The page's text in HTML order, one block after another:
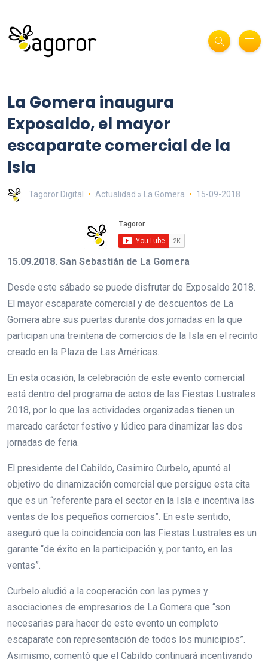
La Gomera inaugura
Exposaldo, el mayor
escaparate comercial de la
Isla
Tagoror Digital Actualidad » La Gomera 15-09-2018
15.09.2018. San Sebastián de La Gomera
Desde este sábado se puede disfrutar de Exposaldo 2018.
El mayor escaparate comercial y de descuentos de La
Gomera abre sus puertas durante dos jornadas en la que
participan una treintena de comercios de la Isla en el recinto
creado en la Plaza de Las Américas.
En esta ocasión, la celebración de este evento comercial
está dentro del programa de actos de las Fiestas Lustrales
2018, por lo que las actividades organizadas tienen un
marcado carácter festivo y lúdico para dinamizar las dos
jornadas de feria.
El presidente del Cabildo, Casimiro Curbelo, apuntó al
objetivo de dinamización comercial que persigue esta cita
que es un “referente para el sector en la Isla e incentiva las
ventas de los pequeños comercios”. En este sentido,
aseguró que la coincidencia con las Fiestas Lustrales es un
garante “de éxito en la participación y, por tanto, en las
ventas”.
Curbelo aludió a la cooperación con las pymes y
asociaciones de empresarios de La Gomera que “son
necesarias para hacer de este evento un completo
escaparate con representación de todos los municipios”.
Asimismo, comentó que el Cabildo continuará incentivando